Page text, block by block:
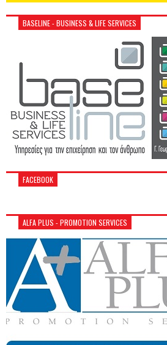
BASELINE - BUSINESS & LIFE SERVICES
FACEBOOK
ALFA PLUS - PROMOTION SERVICES